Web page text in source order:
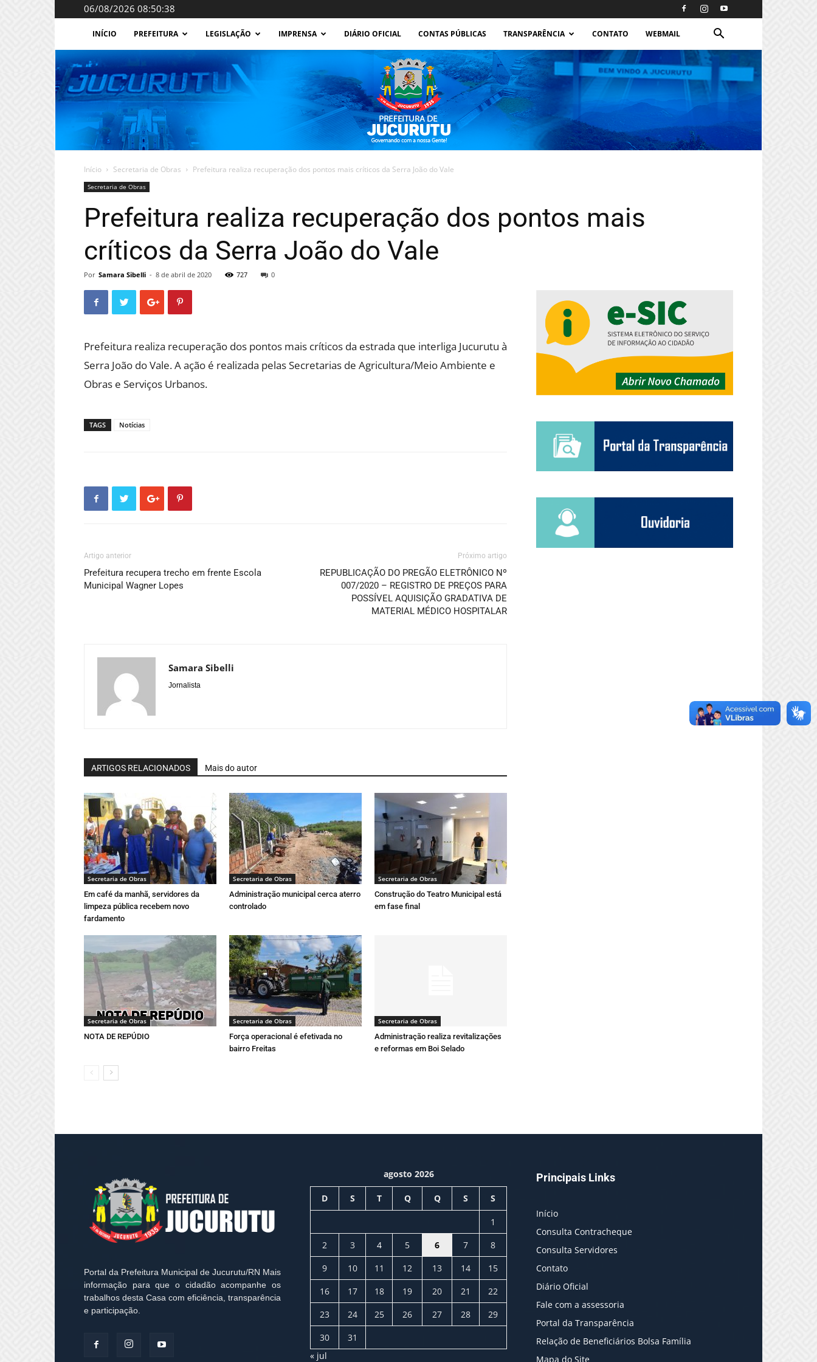
06/08/2026 08:50:38
INÍCIO PREFEITURA LEGISLAÇÃO IMPRENSA DIÁRIO OFICIAL CONTAS PÚBLICAS TRANSPARÊNCIA CONTATO WEBMAIL
Início Secretaria de Obras Prefeitura realiza recuperação dos pontos mais críticos da Serra João do Vale
Secretaria de Obras
Prefeitura realiza recuperação dos pontos mais
críticos da Serra João do Vale
Por Samara Sibelli - 8 de abril de 2020 727 0
Prefeitura realiza recuperação dos pontos mais críticos da estrada que interliga Jucurutu à
Serra João do Vale. A ação é realizada pelas Secretarias de Agricultura/Meio Ambiente e
Obras e Serviços Urbanos.
TAGS Notícias
Artigo anterior
Prefeitura recupera trecho em frente Escola
Municipal Wagner Lopes
Próximo artigo
REPUBLICAÇÃO DO PREGÃO ELETRÔNICO Nº
007/2020 – REGISTRO DE PREÇOS PARA
POSSÍVEL AQUISIÇÃO GRADATIVA DE
MATERIAL MÉDICO HOSPITALAR
Samara Sibelli
Jornalista
ARTIGOS RELACIONADOS Mais do autor
Secretaria de Obras
Em café da manhã, servidores da
limpeza pública recebem novo
fardamento
Secretaria de Obras
Administração municipal cerca aterro
controlado
Secretaria de Obras
Construção do Teatro Municipal está
em fase final
Secretaria de Obras
NOTA DE REPÚDIO
Secretaria de Obras
Força operacional é efetivada no
bairro Freitas
Secretaria de Obras
Administração realiza revitalizações
e reformas em Boi Selado
Portal da Prefeitura Municipal de Jucurutu/RN Mais
informação para que o cidadão acompanhe os
trabalhos desta Casa com eficiência, transparência
e participação.
agosto 2026
D S T Q Q S S
1
2
3 4 5 6 7
8
9
10 11 12 13 14
15
16
17 18 19 20 21
22
23
24 25 26 27 28
29
30
31
« jul
Principais Links
Início
Consulta Contracheque
Consulta Servidores
Contato
Diário Oficial
Fale com a assessoria
Portal da Transparência
Relação de Beneficiários Bolsa Família
Mapa do Site